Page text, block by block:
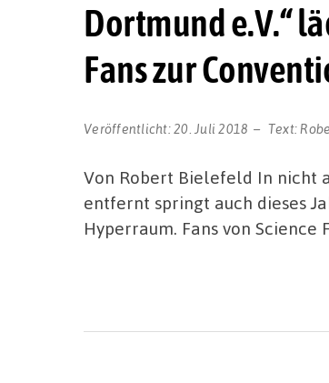
Dortmund e.V.“
Fans zur
Veröffentlicht:20. Juli 2018 Text:
Von Robert Bielefeld In nicht
entfernt springt auch dieses
Hyperraum. Fans von Science